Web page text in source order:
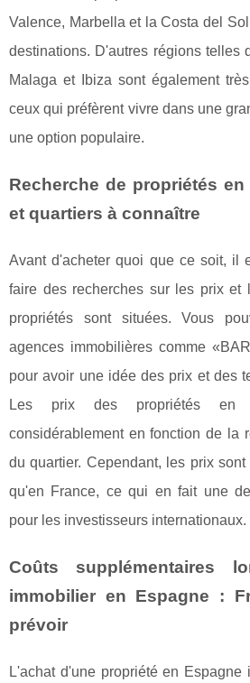
Valence, Marbella et la Costa del
destinations. D'autres régions telles
Malaga et Ibiza sont également
ceux qui préfèrent vivre dans une
une option populaire.
Recherche de propriétés
et quartiers à connaître
Avant d'acheter quoi que ce soit, il
faire des recherches sur les prix et
propriétés sont situées. Vous
agences immobilières comme
pour avoir une idée des prix et des
Les prix des propriétés en
considérablement en fonction de la
du quartier. Cependant, les prix
qu'en France, ce qui en fait une
pour les investisseurs internationaux.
Coûts supplémentaires
immobilier en Espagne :
prévoir
L'achat d'une propriété en Espagne